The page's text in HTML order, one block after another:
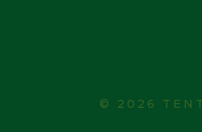
© 2026